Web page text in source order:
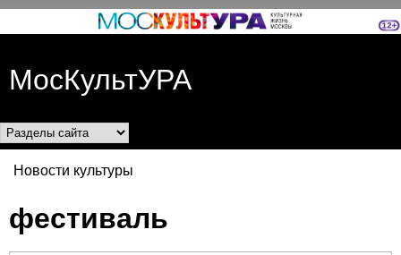
Перейти к основному
МосКультУРА
Разделы сайта
Вы здесь
Новости культуры
фестиваль